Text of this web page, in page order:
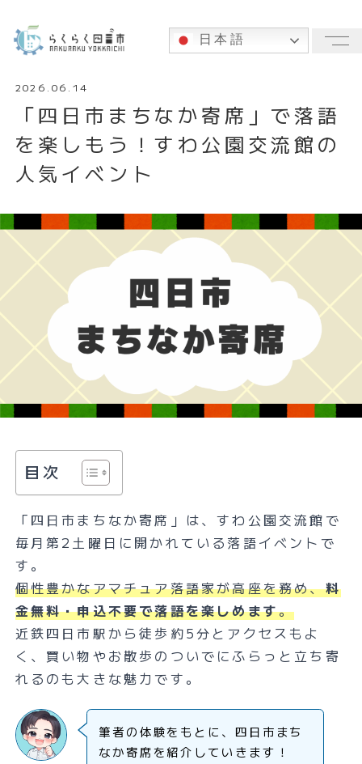
日本語
2026.06.14
「四日市まちなか寄席」で落語
を楽しもう！すわ公園交流館の
人気イベント
目次
「四日市まちなか寄席」は、すわ公園交流館で
毎月第2土曜日に開かれている落語イベントで
す。
個性豊かなアマチュア落語家が高座を務め、料
金無料・申込不要で落語を楽しめます。
近鉄四日市駅から徒歩約5分とアクセスもよ
く、買い物やお散歩のついでにふらっと立ち寄
れるのも大きな魅力です。
筆者の体験をもとに、四日市まち
なか寄席を紹介していきます！